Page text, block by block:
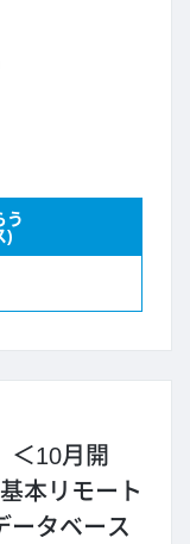
う
)
＜10月開
本リモート
ータベース